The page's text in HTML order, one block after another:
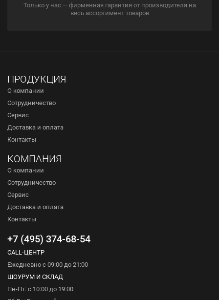
Только у нас — фирменная гарантия от производителя на
весь ассортимент товаров
ПРОДУКЦИЯ
О компании
Сотрудничество
Сервис
Доставка и оплата
Контакты
КОМПАНИЯ
О компании
Сотрудничество
Сервис
Доставка и оплата
Контакты
+7 (495) 374-68-54
CALL-ЦЕНТР
Ежедневно с 09:00 до 21:00
ШОУРУМ И СКЛАД
Пн-Пт: с 10:00 до 19:00